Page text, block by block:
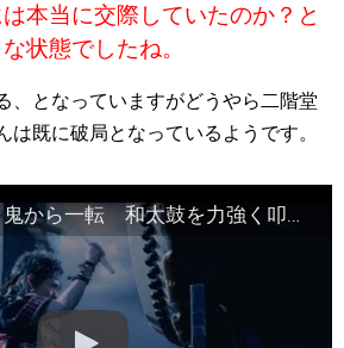
本当に交際していたのか？と
状態でしたね。
、となっていますがどうやら二階堂
は既に破局となっているようです。
菅田将暉、チャラ鬼から一転 和太鼓を力強く叩く「雷さま」に auでんき新CM『雷さま』篇&メイキング